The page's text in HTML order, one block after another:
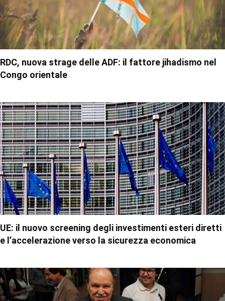
RDC, nuova strage delle ADF: il fattore jihadismo nel
Congo orientale
UE: il nuovo screening degli investimenti esteri diretti
e l’accelerazione verso la sicurezza economica